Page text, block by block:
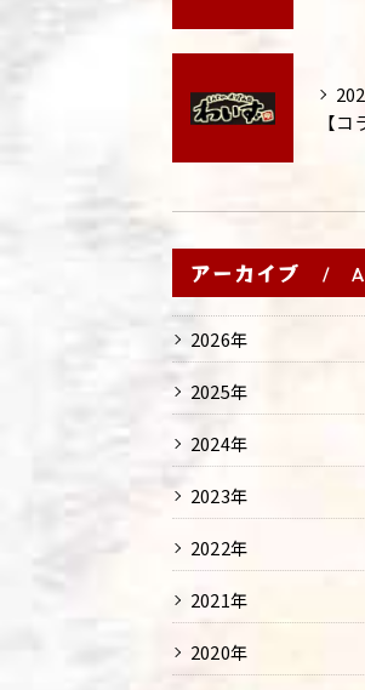
アーカイブ
2026年
2025年
2024年
2023年
2022年
2021年
2020年